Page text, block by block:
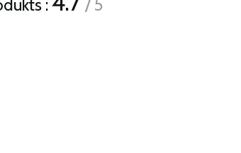
: / 5